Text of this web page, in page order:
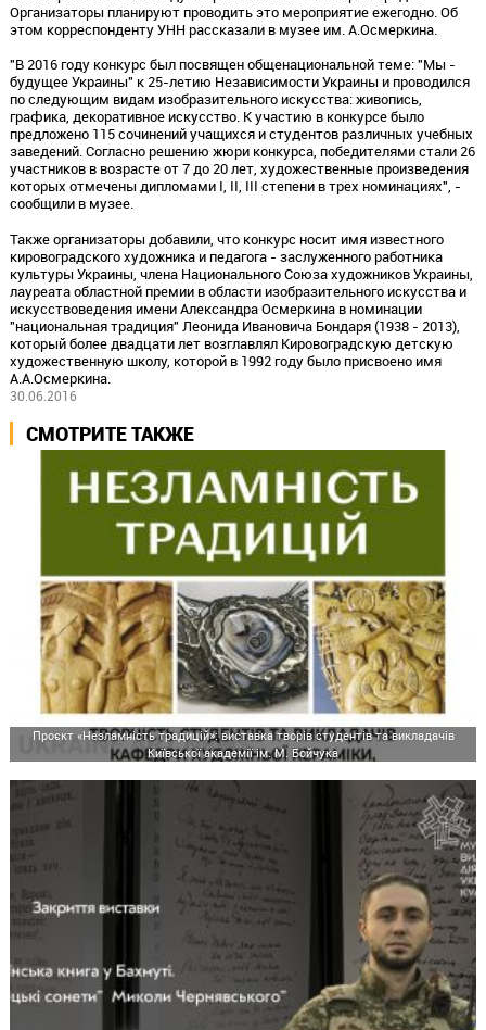
Организаторы планируют проводить это мероприятие ежегодно. Об
этом корреспонденту УНН рассказали в музее им. А.Осмеркина.
"В 2016 году конкурс был посвящен общенациональной теме: "Мы -
будущее Украины" к 25-летию Независимости Украины и проводился
по следующим видам изобразительного искусства: живопись,
графика, декоративное искусство. К участию в конкурсе было
предложено 115 сочинений учащихся и студентов различных учебных
заведений. Согласно решению жюри конкурса, победителями стали 26
участников в возрасте от 7 до 20 лет, художественные произведения
которых отмечены дипломами I, II, III степени в трех номинациях", -
сообщили в музее.
Также организаторы добавили, что конкурс носит имя известного
кировоградского художника и педагога - заслуженного работника
культуры Украины, члена Национального Союза художников Украины,
лауреата областной премии в области изобразительного искусства и
искусствоведения имени Александра Осмеркина в номинации
"национальная традиция" Леонида Ивановича Бондаря (1938 - 2013),
который более двадцати лет возглавлял Кировоградскую детскую
художественную школу, которой в 1992 году было присвоено имя
А.А.Осмеркина.
30.06.2016
СМОТРИТЕ ТАКЖЕ
Проєкт «Незламність традицій»: виставка творів студентів та викладачів
Київської академії ім. М. Бойчука